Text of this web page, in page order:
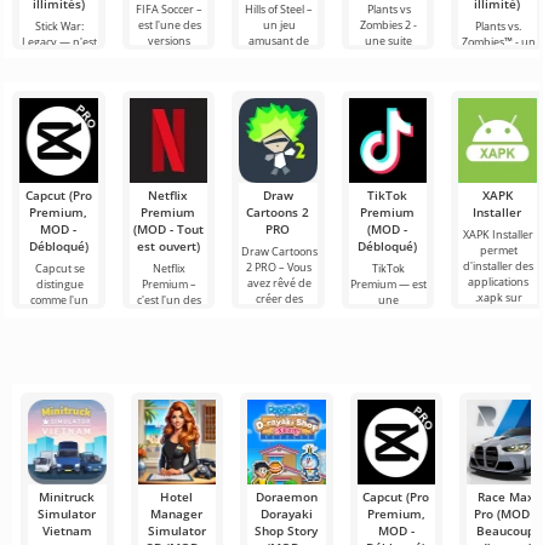
illimités)
Stick War:
Legacy — n'est
militaire en
temps réel,
mais une
FIFA Soccer –
est l'une des
versions
le thème du
football. Elle se
Hills of Steel –
un jeu
amusant de
style cartoon
coloré. La
Plants vs
Zombies 2 -
une suite
récompensé
par plus de
illimité)
Plants vs.
Zombies™ - un
populaire dans
son
Capcut (Pro
Premium,
MOD -
Débloqué)
Capcut se
distingue
comme l'un
Netflix
Premium
(MOD - Tout
est ouvert)
Netflix
Premium –
c'est l'un des
Draw
Cartoons 2
PRO
Draw Cartoons
2 PRO – Vous
avez rêvé de
créer des
TikTok
Premium
(MOD -
Débloqué)
TikTok
Premium — est
une
XAPK
Installer
XAPK Installer
permet
d'installer des
applications
.xapk sur
Minitruck
Simulator
Vietnam
Hotel
Manager
Simulator
Doraemon
Dorayaki
Shop Story
Capcut (Pro
Premium,
MOD -
Race Max
Pro (MOD -
Beaucoup